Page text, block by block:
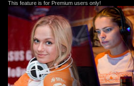
This feature is for Premium users only!